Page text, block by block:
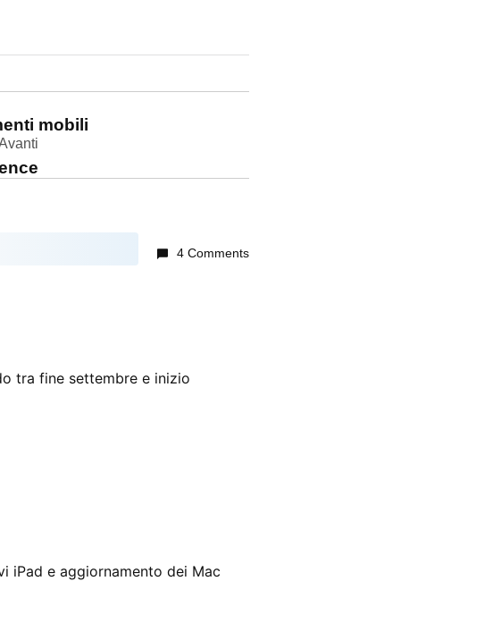
mobili
4 Comments
tra fine settembre e inizio
iPad e aggiornamento dei Mac